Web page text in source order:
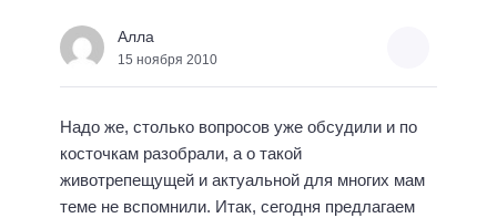
Алла
15 ноября 2010
Надо же, столько вопросов уже обсудили и по
косточкам разобрали, а о такой
животрепещущей и актуальной для многих мам
теме не вспомнили. Итак, сегодня предлагаем